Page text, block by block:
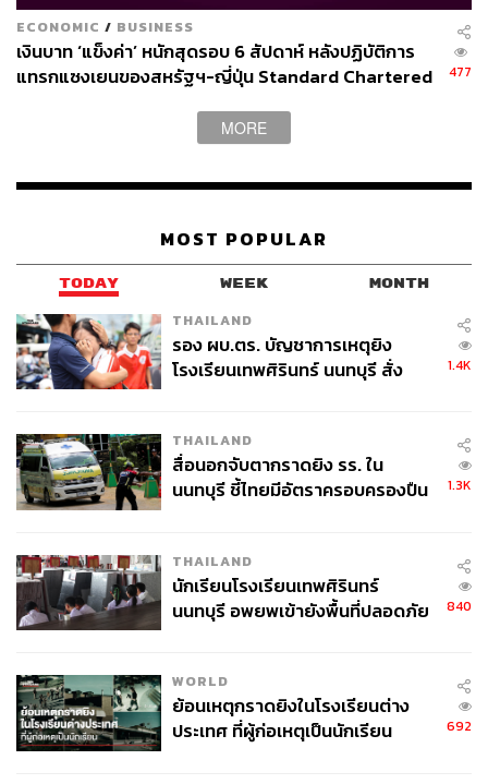
ECONOMIC / BUSINESS
เงินบาท ‘แข็งค่า’ หนักสุดรอบ 6 สัปดาห์ หลังปฏิบัติการ
แทรกแซงเยนของสหรัฐฯ-ญี่ปุ่น Standard Chartered
477
MORE
MOST POPULAR
TODAY WEEK MONTH
THAILAND
รอง ผบ.ตร. บัญชาการเหตุยิง
โรงเรียนเทพศิรินทร์ นนทบุรี สั่ง
1.4K
THAILAND
สื่อนอกจับตากราดยิง รร. ใน
นนทบุรี ชี้ไทยมีอัตราครอบครองปืน
1.3K
THAILAND
นักเรียนโรงเรียนเทพศิรินทร์
นนทบุรี อพยพเข้ายังพื้นที่ปลอดภัย
840
WORLD
ย้อนเหตุกราดยิงในโรงเรียนต่าง
ประเทศ ที่ผู้ก่อเหตุเป็นนักเรียน
692